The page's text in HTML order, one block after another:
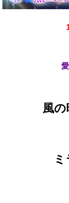
風